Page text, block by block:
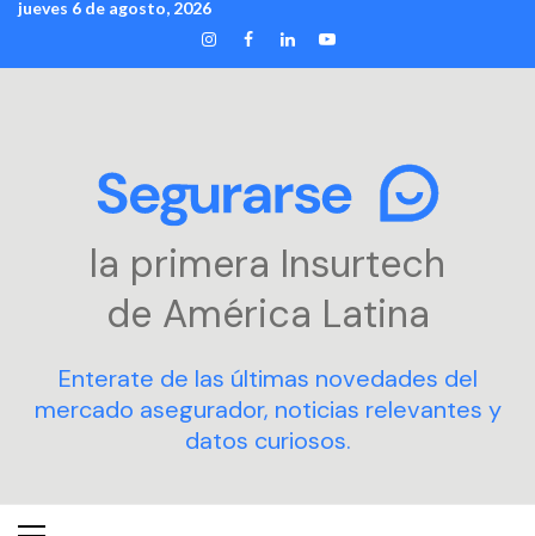
Skip
content
jueves 6 de agosto, 2026
INSTAGRAM
FACEBOOK
LINKEDIN
YOUTUBE
la primera Insurtech
de América Latina
Enterate de las últimas novedades del
mercado asegurador, noticias relevantes y
datos curiosos.